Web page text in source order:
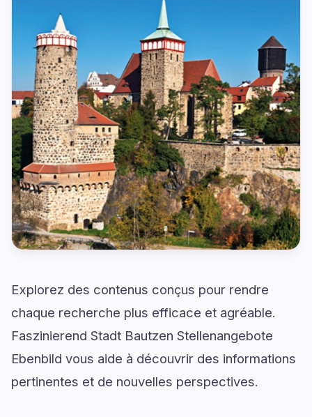
Explorez des contenus conçus pour rendre
chaque recherche plus efficace et agréable.
Faszinierend Stadt Bautzen Stellenangebote
Ebenbild vous aide à découvrir des informations
pertinentes et de nouvelles perspectives.